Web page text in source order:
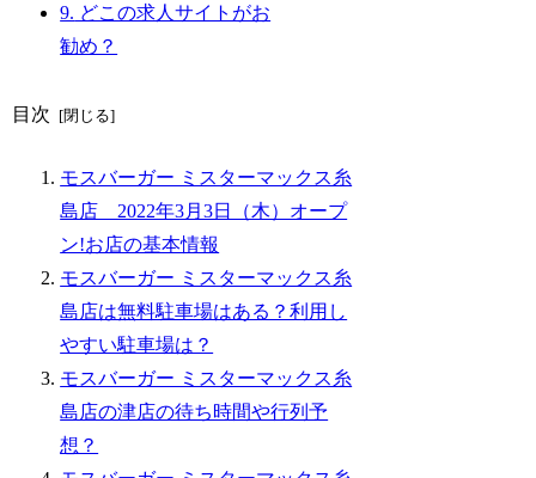
9. どこの求人サイトがお
勧め？
目次
モスバーガー ミスターマックス糸
島店 2022年3月3日（木）オープ
ン!お店の基本情報
モスバーガー ミスターマックス糸
島店は無料駐車場はある？利用し
やすい駐車場は？
モスバーガー ミスターマックス糸
島店の津店の待ち時間や行列予
想？